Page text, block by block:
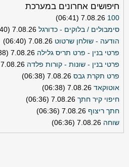
חיפושים אחרונים במערכת
100
7.08.26 (06:41)
סימבולים / בלוקים - כדורגל 7.08.26 (06:40)
הודעה - שולחן שרטוט 7.08.26 (06:40)
פרטי בנין - פרט תריס גלילה 7.08.26 (06:38)
פרטי בנין - שונות - קורות פלדה 7.08.26 (06:38)
פרט תקרת גבס 7.08.26 (06:38)
אוטוקאד 7.08.26 (06:38)
חיפוי קיר חתך 7.08.26 (06:36)
חתך ריצוף 7.08.26 (06:36)
שוחה 7.08.26 (06:36)